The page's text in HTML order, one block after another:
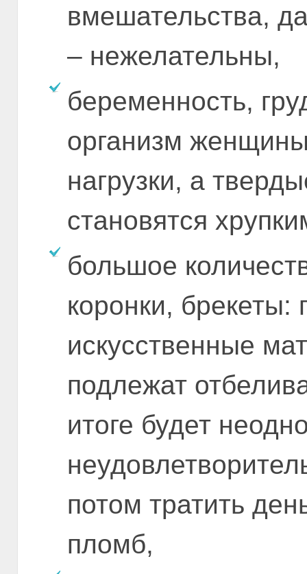
вмешательства,
– нежелательны,
беременность,
организм
нагрузки, а
становятся
большое
коронки, брекеты:
искусственные
подлежат
итоге будет
потом тратить
пломб,